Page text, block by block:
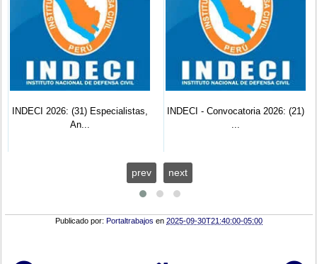
INDECI 2026: (31) Especialistas,
An...
INDECI - Convocatoria 2026: (21)
...
prev next
Publicado por: Portaltrabajos en2025-09-30T21:40:00-05:00